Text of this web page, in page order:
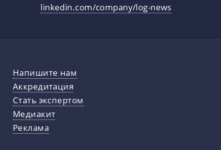
linkedin.com/company/log-news
Напишите нам
Аккредитация
Стать экспертом
Медиакит
Реклама